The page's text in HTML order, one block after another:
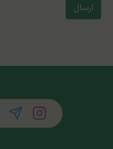
ارسال